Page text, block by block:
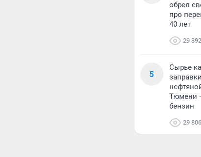
обрел
про
40 лет
29 892
5
Сырье
Тюмени
бензин
29 806